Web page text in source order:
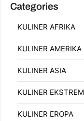
Categories
KULINER AFRIKA
KULINER AMERIKA
KULINER ASIA
KULINER EKSTREM
KULINER EROPA